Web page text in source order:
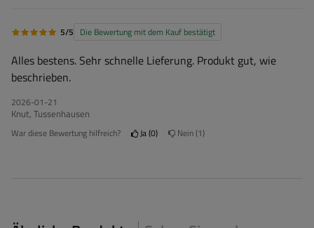
5/5 Die Bewertung mit dem Kauf bestätigt
Alles bestens. Sehr schnelle Lieferung. Produkt gut, wie
beschrieben.
2026-01-21
Knut, Tussenhausen
War diese Bewertung hilfreich? Ja 0 Nein 1